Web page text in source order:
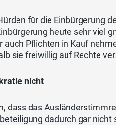
für die Einbürgerung
heute sehr viel
auch Pflichten in Kauf
sie freiwillig auf Rechte
nicht
dass das
dadurch gar